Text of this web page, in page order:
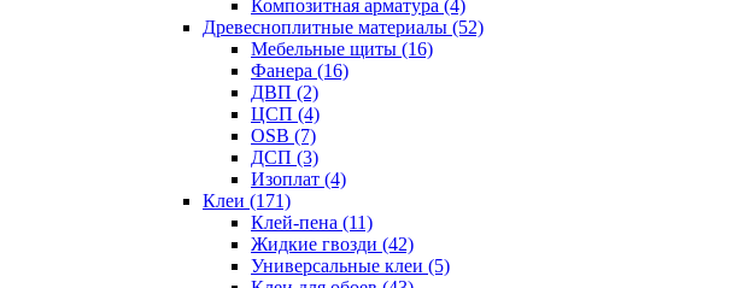
Композитная арматура (4)
Древесноплитные материалы (52)
Мебельные щиты (16)
Фанера (16)
ДВП (2)
ЦСП (4)
OSB (7)
ДСП (3)
Изоплат (4)
Клеи (171)
Клей-пена (11)
Жидкие гвозди (42)
Универсальные клеи (5)